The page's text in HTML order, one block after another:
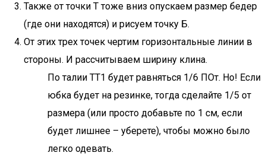
Также от точки Т тоже вниз опускаем размер бедер
(где они находятся) и рисуем точку Б.
От этих трех точек чертим горизонтальные линии в
стороны. И рассчитываем ширину клина.
По талии ТТ1 будет равняться 1/6 ПОт. Но! Если
юбка будет на резинке, тогда сделайте 1/5 от
размера (или просто добавьте по 1 см, если
будет лишнее – уберете), чтобы можно было
легко одевать.